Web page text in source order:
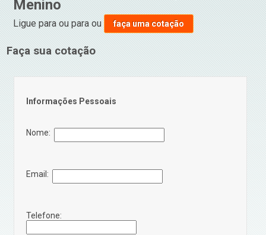
Menino
Ligue paraou paraou faça uma cotação
Faça sua cotação
Informações Pessoais
Nome:
Email:
Telefone: